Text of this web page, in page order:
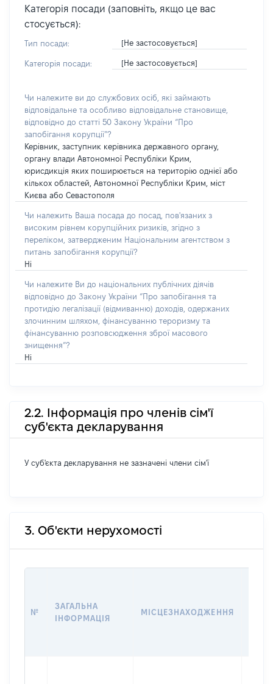
Категорія посади (заповніть, якщо це вас
стосується):
Тип посади: [Не застосовується]
Категорія посади: [Не застосовується]
Чи належите ви до службових осіб, які займають
відповідальне та особливо відповідальне становище,
відповідно до статті 50 Закону України “Про
запобігання корупції”?
Керівник, заступник керівника державного органу,
органу влади Автономної Республіки Крим,
юрисдикція яких поширюється на територію однієї або
кількох областей, Автономної Республіки Крим, міст
Києва або Севастополя
Чи належить Ваша посада до посад, пов'язаних з
високим рівнем корупційних ризиків, згідно з
переліком, затвердженим Національним агентством з
питань запобігання корупції?
Ні
Чи належите Ви до національних публічних діячів
відповідно до Закону України “Про запобігання та
протидію легалізації (відмиванню) доходів, одержаних
злочинним шляхом, фінансуванню тероризму та
фінансуванню розповсюдження зброї масового
знищення”?
Ні
2.2. Інформація про членів сім'ї
суб'єкта декларування
У суб'єкта декларування не зазначені члени сім'ї
3. Об'єкти нерухомості
№
ЗАГАЛЬНА
ІНФОРМАЦІЯ
МІСЦЕЗНАХОДЖЕННЯ